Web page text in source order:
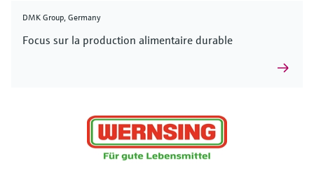
DMK Group, Germany
Focus sur la production alimentaire durable